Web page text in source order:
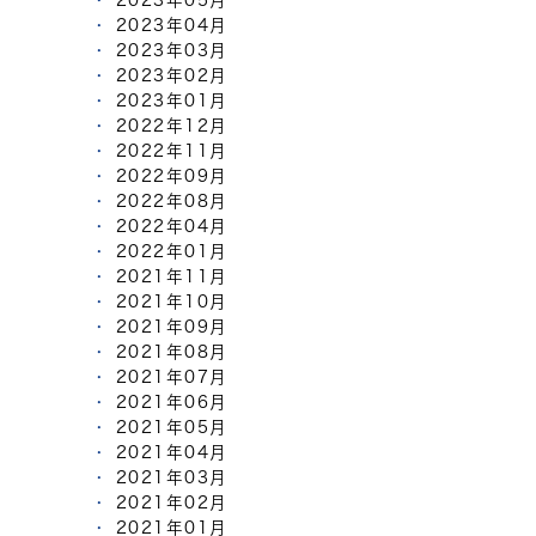
2023年04月
2023年03月
2023年02月
2023年01月
2022年12月
2022年11月
2022年09月
2022年08月
2022年04月
2022年01月
2021年11月
2021年10月
2021年09月
2021年08月
2021年07月
2021年06月
2021年05月
2021年04月
2021年03月
2021年02月
2021年01月